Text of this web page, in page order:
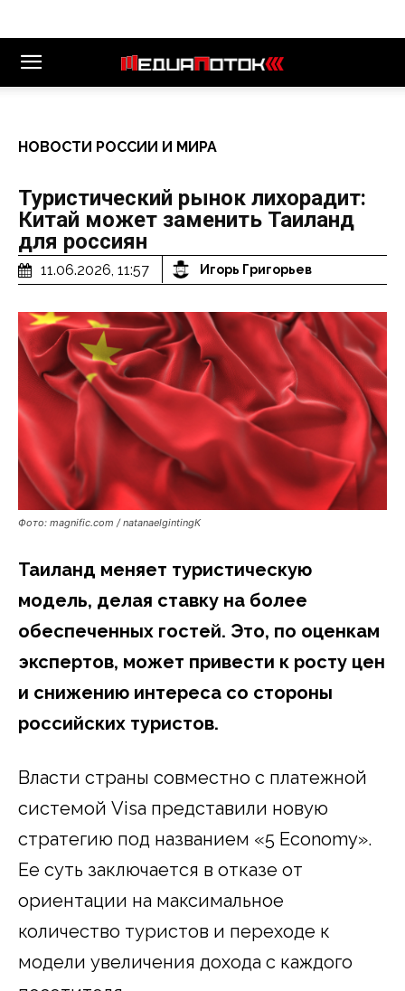
НОВОСТИ РОССИИ И МИРА
Туристический рынок лихорадит:
Китай может заменить Таиланд
для россиян
11.06.2026, 11:57 Игорь Григорьев
Фото: magnific.com / natanaelgintingК
Таиланд меняет туристическую
модель, делая ставку на более
обеспеченных гостей. Это, по оценкам
экспертов, может привести к росту цен
и снижению интереса со стороны
российских туристов.
Власти страны совместно с платежной
системой Visa представили новую
стратегию под названием «5 Economy».
Ее суть заключается в отказе от
ориентации на максимальное
количество туристов и переходе к
модели увеличения дохода с каждого